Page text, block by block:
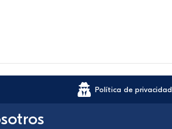
Política de privacidad